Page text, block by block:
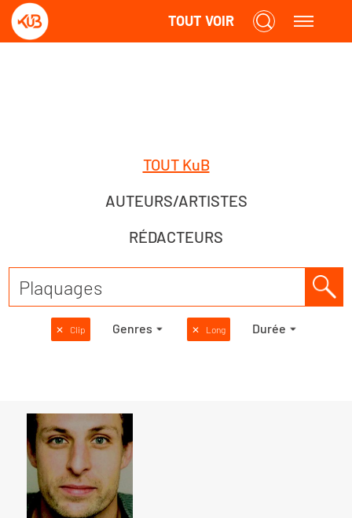
TOUT VOIR
TOUT KuB
AUTEURS/ARTISTES
RÉDACTEURS
✕ Clip Genres ✕ Long Durée